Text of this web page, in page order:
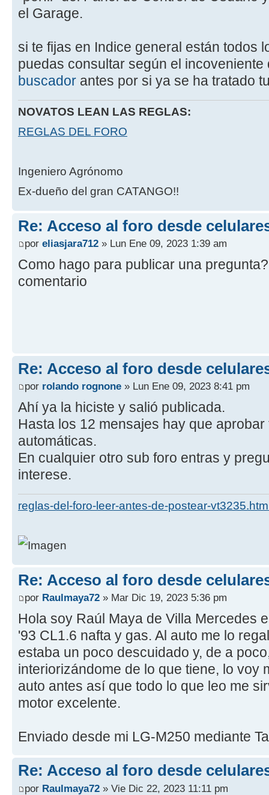
el Garage.
si te fijas en Indice general están todos
puedas consultar según el
buscador antes por si ya se ha tratado
NOVATOS LEAN LAS REGLAS:
REGLAS DEL FORO
Ingeniero Agrónomo
Ex-dueño del gran CATANGO!!
Re: Acceso al foro desde
por eliasjara712 » Lun Ene 09, 2023 1:39 am
Como hago para publicar una
comentario
Re: Acceso al foro desde
por rolando rognone » Lun Ene 09, 2023 8:41 pm
Ahí ya la hiciste y salió publicada.
Hasta los 12 mensajes hay que
automáticas.
En cualquier otro sub foro entras y
interese.
reglas-del-foro-leer-antes-de-postear-
Re: Acceso al foro desde
por Raulmaya72 » Mar Dic 19, 2023 5:36 pm
Hola soy Raúl Maya de Villa Mercedes
'93 CL1.6 nafta y gas. Al auto me lo
estaba un poco descuidado y, de a
interiorizándome de lo que tiene, lo voy
auto antes así que todo lo que leo me
motor excelente.
Enviado desde mi LG-M250 mediante
Re: Acceso al foro desde
por Raulmaya72 » Vie Dic 22, 2023 11:11 pm